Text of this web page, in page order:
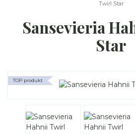
Twirl Star
Sansevieria
Star
TOP produkt